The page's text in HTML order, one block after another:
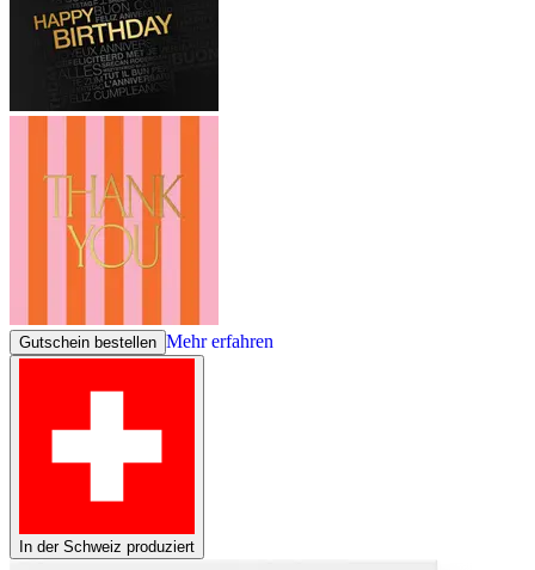
Gutschein bestellen Mehr erfahren
In der Schweiz produziert